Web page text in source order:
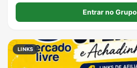
Entrar no Grupo
LINKS